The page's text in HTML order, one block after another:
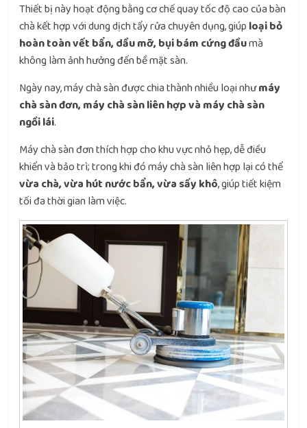
Thiết bị này hoạt động bằng cơ chế quay tốc độ cao của bàn
chà kết hợp với dung dịch tẩy rửa chuyên dụng, giúp loại bỏ
hoàn toàn vết bẩn, dầu mỡ, bụi bám cứng đầumà
không làm ảnh hưởng đến bề mặt sàn.
Ngày nay, máy chà sàn được chia thành nhiều loại nhưmáy
chà sàn đơn, máy chà sàn liên hợp và máy chà sàn
ngồi lái.
Máy chà sàn đơn thích hợp cho khu vực nhỏ hẹp, dễ điều
khiển và bảo trì; trong khi đó máy chà sàn liên hợp lại có thể
vừa chà, vừa hút nước bẩn, vừa sấy khô, giúp tiết kiệm
tối đa thời gian làm việc.